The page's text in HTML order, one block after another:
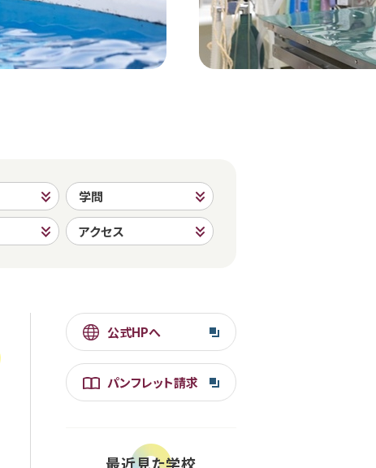
学問
アクセス
公式HPへ
パンフレット請求
最近見た学校